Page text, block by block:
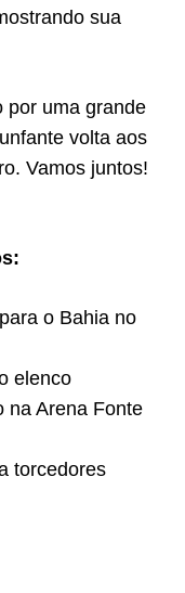
sua
por uma grande
volta aos
Vamos juntos!
o Bahia no
elenco
na Arena Fonte
torcedores